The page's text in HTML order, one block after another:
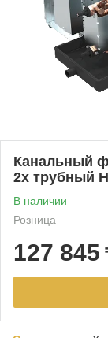
Канальный
2х трубный
В наличии
Розница
127 845